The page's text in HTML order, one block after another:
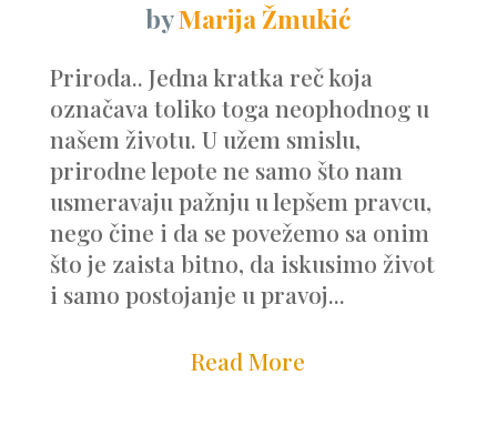
byMarija Žmukić
Priroda.. Jedna kratka reč koja
označava toliko toga neophodnog u
našem životu. U užem smislu,
prirodne lepote ne samo što nam
usmeravaju pažnju u lepšem pravcu,
nego čine i da se povežemo sa onim
što je zaista bitno, da iskusimo život
i samo postojanje u pravoj...
Read More